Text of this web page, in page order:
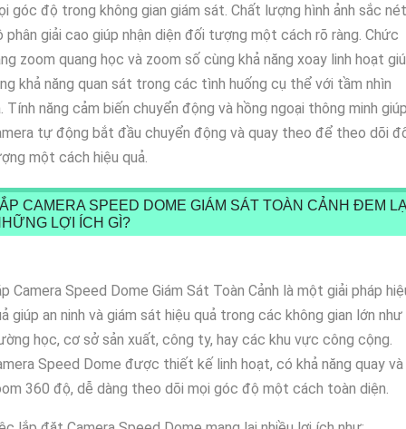
góc độ trong không gian giám sát. Chất lượng hình ảnh sắc
phân giải cao giúp nhận diện đối tượng một cách rõ ràng. Chức
zoom quang học và zoom số cùng khả năng xoay linh hoạt
khả năng quan sát trong các tình huống cụ thể với tầm nhìn
Tính năng cảm biến chuyển động và hồng ngoại thông minh
tự động bắt đầu chuyển động và quay theo để theo dõi
một cách hiệu quả.
CAMERA SPEED DOME GIÁM SÁT TOÀN CẢNH ĐEM
LỢI ÍCH GÌ?
Camera Speed Dome Giám Sát Toàn Cảnh là một giải pháp
giúp an ninh và giám sát hiệu quả trong các không gian lớn như
học, cơ sở sản xuất, công ty, hay các khu vực công cộng.
Speed Dome được thiết kế linh hoạt, có khả năng quay và
360 độ, dễ dàng theo dõi mọi góc độ một cách toàn diện.